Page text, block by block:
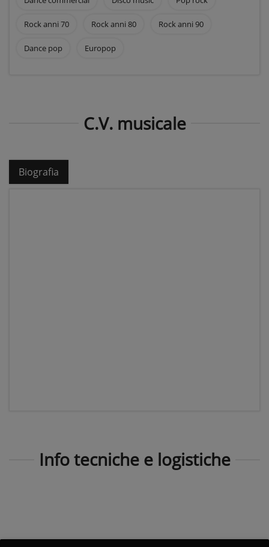
Rock anni 70 Rock anni 80 Rock anni 90
Dance pop Europop
C.V. musicale
Biografia
Info tecniche e logistiche